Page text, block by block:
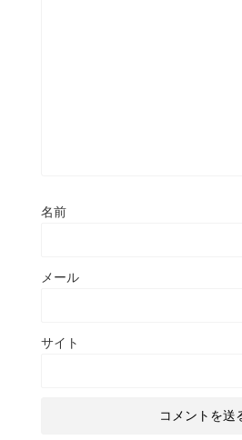
名前
メール
サイト